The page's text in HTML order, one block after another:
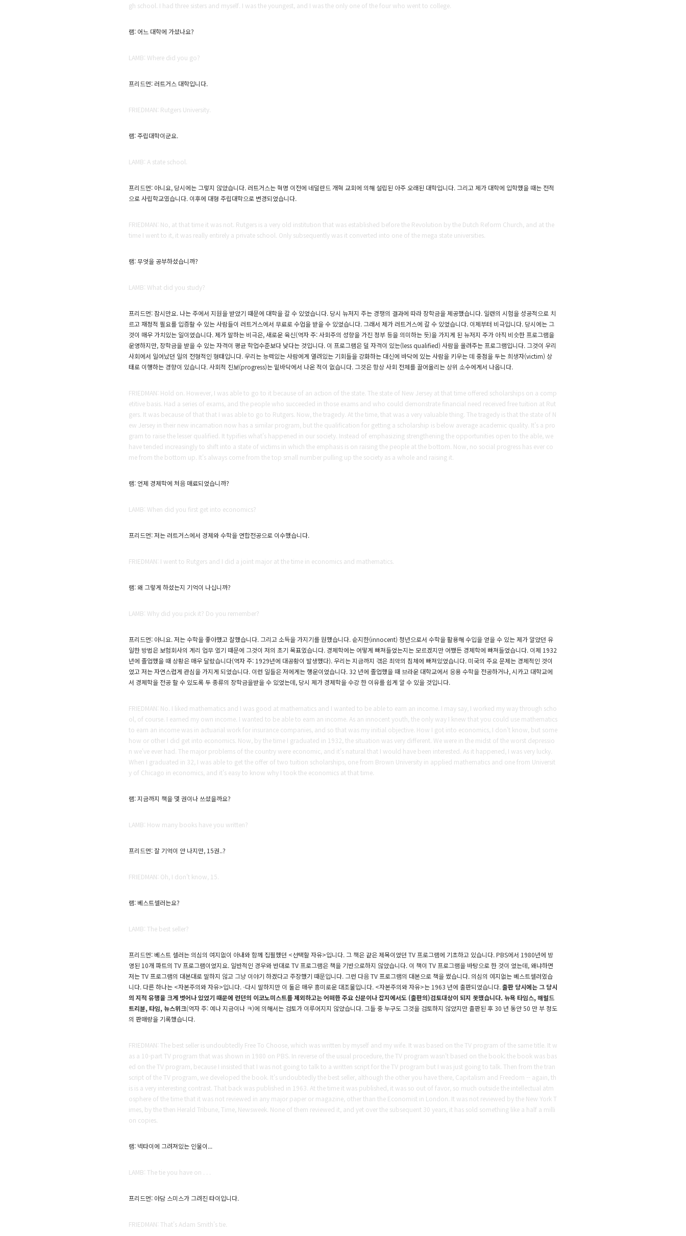
gh school. I had three sisters and myself. I was the youngest, and I was the only one of the four who went to college.
램: 어느 대학에 가셨나요?
LAMB: Where did you go?
프리드먼: 러트거스 대학입니다.
FRIEDMAN: Rutgers University.
램: 주립대학이군요.
LAMB: A state school.
프리드먼: 아니요, 당시에는 그렇지 않았습니다. 러트거스는 혁명 이전에 네덜란드 개혁 교회에 의해 설립된 아주 오래된 대학입니다. 그리고 제가 대학에 입학했을 때는 전적
으로 사립학교였습니다. 이후에 대형 주립대학으로 변경되었습니다.
FRIEDMAN: No, at that time it was not. Rutgers is a very old institution that was established before the Revolution by the Dutch Reform Church, and at the
time I went to it, it was really entirely a private school. Only subsequently was it converted into one of the mega state universities.
램: 무엇을 공부하셨습니까?
LAMB: What did you study?
프리드먼: 잠시만요. 나는 주에서 지원을 받았기 때문에 대학을 갈 수 있었습니다. 당시 뉴저지 주는 경쟁의 결과에 따라 장학금을 제공했습니다. 일련의 시험을 성공적으로 치
르고 재정적 필요를 입증할 수 있는 사람들이 러트거스에서 무료로 수업을 받을 수 있었습니다. 그래서 제가 러트거스에 갈 수 있었습니다. 이제부터 비극입니다. 당시에는 그
것이 매우 가치있는 일이었습니다. 제가 말하는 비극은, 새로운 육신(역자 주: 사회주의 성향을 가진 정부 등을 의미하는 듯)을 가지게 된 뉴저지 주가 아직 비슷한 프로그램을
운영하지만, 장학금을 받을 수 있는 자격이 평균 학업수준보다 낮다는 것입니다. 이 프로그램은 덜 자격이 있는(less qualified) 사람을 올려주는 프로그램입니다. 그것이 우리
사회에서 일어났던 일의 전형적인 형태입니다. 우리는 능력있는 사람에게 열려있는 기회들을 강화하는 대신에 바닥에 있는 사람을 키우는 데 중점을 두는 희생자(victim) 상
태로 이행하는 경향이 있습니다. 사회적 진보(progress)는 밑바닥에서 나온 적이 없습니다. 그것은 항상 사회 전체를 끌어올리는 상위 소수에게서 나옵니다.
FRIEDMAN: Hold on. However, I was able to go to it because of an action of the state. The state of New Jersey at that time offered scholarships on a comp
etitive basis. Had a series of exams, and the people who succeeded in those exams and who could demonstrate financial need received free tuition at Rut
gers. It was because of that that I was able to go to Rutgers. Now, the tragedy. At the time, that was a very valuable thing. The tragedy is that the state of N
ew Jersey in their new incarnation now has a similar program, but the qualification for getting a scholarship is below average academic quality. It's a pro
gram to raise the lesser qualified. It typifies what's happened in our society. Instead of emphasizing strengthening the opportunities open to the able, we
have tended increasingly to shift into a state of victims in which the emphasis is on raising the people at the bottom. Now, no social progress has ever co
me from the bottom up. It's always come from the top small number pulling up the society as a whole and raising it.
램: 언제 경제학에 처음 매료되었습니까?
LAMB: When did you first get into economics?
프리드먼: 저는 러트거스에서 경제와 수학을 연합전공으로 이수했습니다.
FRIEDMAN: I went to Rutgers and I did a joint major at the time in economics and mathematics.
램: 왜 그렇게 하셨는지 기억이 나십니까?
LAMB: Why did you pick it? Do you remember?
프리드먼: 아니요. 저는 수학을 좋아했고 잘했습니다. 그리고 소득을 가지기를 원했습니다. 순지한(innocent) 청년으로서 수학을 활용해 수입을 얻을 수 있는 제가 알았던 유
일한 방법은 보험회사의 계리 업무 였기 때문에 그것이 저의 초기 목표였습니다. 경제학에는 어떻게 빠져들었는지는 모르겠지만 어쨌든 경제학에 빠져들었습니다. 이제 1932
년에 졸업했을 때 상황은 매우 달랐습니다(역자 주: 1929년에 대공황이 발생했다).우리는 지금까지 겪은 최악의 침체에 빠져있었습니다. 미국의 주요 문제는 경제적인 것이
었고 저는 자연스럽게 관심을 가지게 되었습니다. 이런 일들은 저에게는 행운이었습니다.32 년에 졸업했을 때 브라운 대학교에서 응용 수학을 전공하거나, 시카고 대학교에
서 경제학을 전공 할 수 있도록 두 종류의 장학금을받을 수 있었는데, 당시 제가 경제학을 수강 한 이유를 쉽게 알 수 있을 것입니다.
FRIEDMAN: No. I liked mathematics and I was good at mathematics and I wanted to be able to earn an income. I may say, I worked my way through scho
ol, of course. I earned my own income. I wanted to be able to earn an income. As an innocent youth, the only way I knew that you could use mathematics
to earn an income was in actuarial work for insurance companies, and so that was my initial objective. How I got into economics, I don't know, but some
how or other I did get into economics. Now, by the time I graduated in 1932, the situation was very different. We were in the midst of the worst depressio
n we've ever had. The major problems of the country were economic, and it's natural that I would have been interested. As it happened, I was very lucky.
When I graduated in 32, I was able to get the offer of two tuition scholarships, one from Brown University in applied mathematics and one from Universit
y of Chicago in economics, and it's easy to know why I took the economics at that time.
램: 지금까지 책을 몇 권이나 쓰셨을까요?
LAMB: How many books have you written?
프리드먼: 잘 기억이 안 나지만, 15권..?
FRIEDMAN: Oh, I don't know, 15.
램: 베스트셀러는요?
LAMB: The best seller?
프리드먼: 베스트 셀러는 의심의 여지없이 아내와 함께 집필했던 <선택할 자유>입니다. 그 책은 같은 제목이었던 TV 프로그램에 기초하고 있습니다. PBS에서 1980년에 방
영된 10개 파트의 TV 프로그램이었지요. 일반적인 경우와 반대로 TV 프로그램은 책을 기반으로하지 않았습니다. 이 책이 TV 프로그램을 바탕으로 한 것이 었는데, 왜냐하면
저는 TV 프로그램의 대본대로 말하지 않고 그냥 이야기 하겠다고 주장했기 때문입니다. 그런 다음 TV 프로그램의 대본으로 책을 썼습니다.의심의 여지없는 베스트셀러였습
니다. 다른 하나는 <자본주의와 자유>입니다. -다시 말하지만 이 둘은 매우 흥미로운 대조물입니다. <자본주의와 자유>는 1963 년에 출판되었습니다.출판 당시에는 그 당시
의 지적 유행을 크게 벗어나 있었기 때문에 런던의 이코노미스트를 제외하고는 어떠한 주요 신문이나 잡지에서도 (출판의)검토대상이 되지 못했습니다. 뉴욕 타임스, 해럴드
트리뷴, 타임, 뉴스위크(역자 주: 예나 지금이나 ㅋ)에 의해서는 검토가 이루어지지 않았습니다. 그들 중 누구도 그것을 검토하지 않았지만 출판된 후 30 년 동안 50 만 부 정도
의 판매량을 기록했습니다.
FRIEDMAN: The best seller is undoubtedly Free To Choose, which was written by myself and my wife. It was based on the TV program of the same title. It w
as a 10-part TV program that was shown in 1980 on PBS. In reverse of the usual procedure, the TV program wasn't based on the book; the book was bas
ed on the TV program, because I insisted that I was not going to talk to a written script for the TV program but I was just going to talk. Then from the tran
script of the TV program, we developed the book. It's undoubtedly the best seller, although the other you have there, Capitalism and Freedom -- again, th
is is a very interesting contrast. That back was published in 1963. At the time it was published, it was so out of favor, so much outside the intellectual atm
osphere of the time that it was not reviewed in any major paper or magazine, other than the Economist in London. It was not reviewed by the New York T
imes, by the then Herald Tribune, Time, Newsweek. None of them reviewed it, and yet over the subsequent 30 years, it has sold something like a half a milli
on copies.
램: 넥타이에 그려져있는 인물이...
LAMB: The tie you have on . . .
프리드먼: 아담 스미스가 그려진 타이입니다.
FRIEDMAN: That's Adam Smith's tie.